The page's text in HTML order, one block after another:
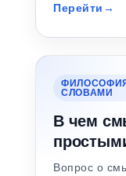
Перейти
СЛОВАМИ
В чем
Вопрос о